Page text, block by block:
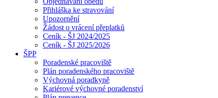
Přihláška ke stravování
Upozornění
Žádost o vrácení přeplatků
Ceník - ŠJ 2024/2025
Ceník - ŠJ 2025/2026
ŠPP
Poradenské pracoviště
Plán poradenského pracoviště
Výchovná poradkyně
Kariérové výchovné poradenství